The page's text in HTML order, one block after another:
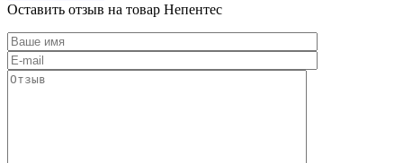
Оставить отзыв на товар Непентес